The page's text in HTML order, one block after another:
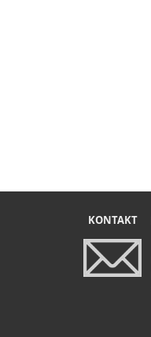
KONTAKT